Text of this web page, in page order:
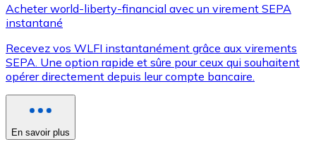
Acheter world-liberty-financial avec un virement SEPA
instantané
Recevez vos WLFI instantanément grâce aux virements
SEPA. Une option rapide et sûre pour ceux qui souhaitent
opérer directement depuis leur compte bancaire.
En savoir plus